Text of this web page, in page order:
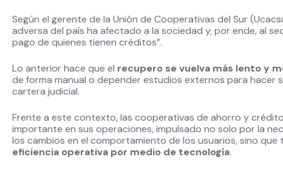
Según el gerente de la Unión de Cooperativas del Sur
adversa del país ha afectado a la sociedad y, por ende, al
pago de quienes tienen créditos”.
Lo anterior hace que el recupero se vuelva más lento y
de forma manual o depender estudios externos para hacer
cartera judicial.
Frente a este contexto, las cooperativas de ahorro y
importante en sus operaciones, impulsado no solo por la
los cambios en el comportamiento de los usuarios, sino que
eficiencia operativa por medio de tecnología.